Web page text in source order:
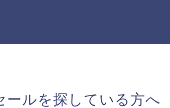
ールを探している方へ